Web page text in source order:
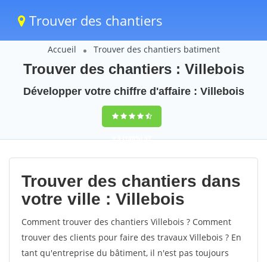
Trouver des chantiers
Accueil Trouver des chantiers batiment
Trouver des chantiers : Villebois
Développer votre chiffre d'affaire : Villebois
9,5(100%)57
votes
Trouver des chantiers dans
votre ville : Villebois
Comment trouver des chantiers Villebois ? Comment
trouver des clients pour faire des travaux Villebois ? En
tant qu'entreprise du bâtiment, il n'est pas toujours